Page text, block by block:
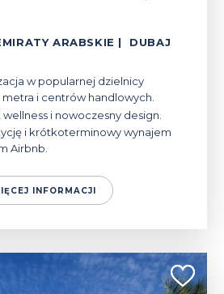
ARABSKIE | DUBAJ
w popularnej dzielnicy
i centrów handlowych.
i nowoczesny design.
i krótkoterminowy wynajem
Airbnb.
INFORMACJI